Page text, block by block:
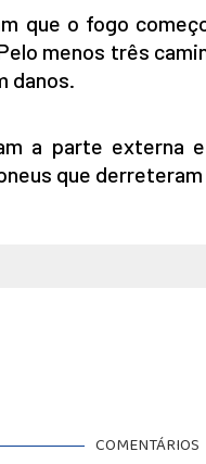
que o fogo
menos três
danos.
a parte externa
que
COMENTÁRIOS